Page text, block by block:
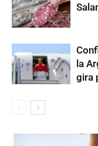
la
gira